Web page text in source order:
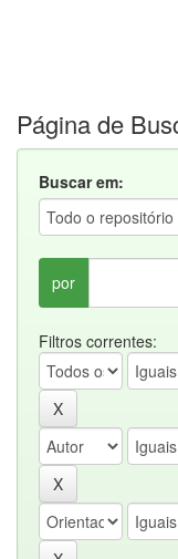
Página de
Buscar em:
por
Filtros correntes: